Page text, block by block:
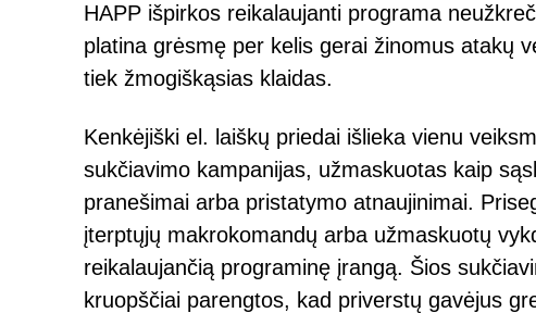
HAPP išpirkos reikalaujanti programa
platina grėsmę per kelis gerai žinomus atakų
tiek žmogiškąsias klaidas.
Kenkėjiški el. laiškų priedai išlieka vienu
sukčiavimo kampanijas, užmaskuotas kaip
pranešimai arba pristatymo atnaujinimai.
įterptųjų makrokomandų arba užmaskuotų
reikalaujančią programinę įrangą. Šios
kruopščiai parengtos, kad priverstų gavėjus